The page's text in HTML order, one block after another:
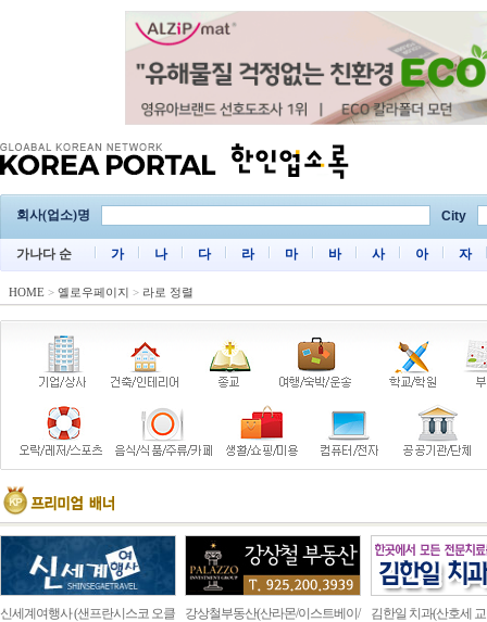
회사(업소)명 City
가나다 순 가 나 다 라 마 바 사 아 자
HOME > 옐로우페이지 > 라로 정렬
신세계여행사 (샌프란시스코 오클
강상철부동산(산라몬/이스트베이/
김한일 치과(산호세